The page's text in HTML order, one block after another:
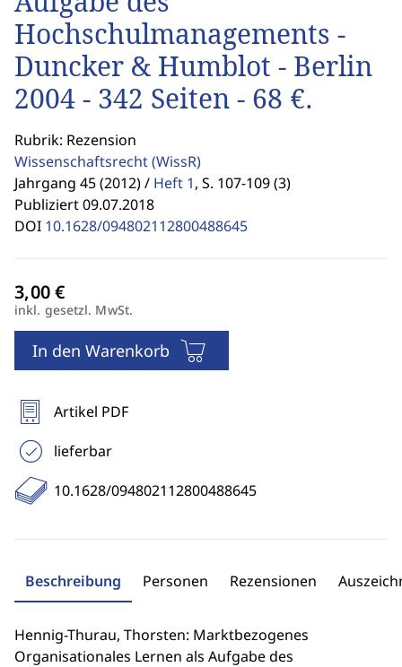
Hochschulmanagements -
Duncker & Humblot - Berlin
2004 - 342 Seiten - 68 €.
Rubrik: Rezension
Wissenschaftsrecht(WissR)
Jahrgang 45 (2012) / Heft 1, S. 107-109 (3)
Publiziert 09.07.2018
DOI 10.1628/094802112800488645
inkl. gesetzl. MwSt.
In den Warenkorb
Artikel PDF
lieferbar
10.1628/094802112800488645
Beschreibung Personen Rezensionen
Hennig-Thurau, Thorsten: Marktbezogenes
Organisationales Lernen als Aufgabe des